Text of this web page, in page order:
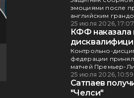
эмоциями после
английским
25 июля 2026, 17:07
КФФ
Контрольно-
федерации
матчей Премьер-
25 июля 2026, 10:59
Сатпаев
"Челси"